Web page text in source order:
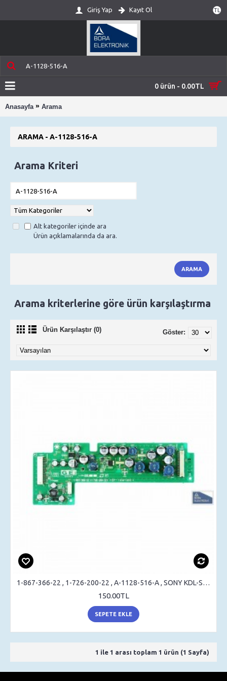
TL
Giriş Yap Kayıt Ol
0 ürün - 0.00TL
Anasayfa » Arama
ARAMA - A-1128-516-A
Arama Kriteri
Alt kategoriler içinde ara
Ürün açıklamalarında da ara.
Arama kriterlerine göre ürün karşılaştırma
Ürün Karşılaştır (0) Göster:
1-867-366-22 , 1-726-200-22 , A-1128-516-A , SONY KDL-S32A12U , LOGIC BOARD
150.00TL
SEPETE EKLE
1 ile 1 arası toplam 1 ürün (1 Sayfa)